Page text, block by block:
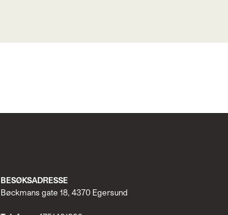
BESØKSADRESSE
Bøckmans gate 18, 4370 Egersund